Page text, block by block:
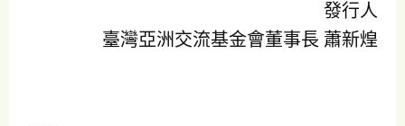
發行人
臺灣亞洲交流基金會董事長 蕭新煌